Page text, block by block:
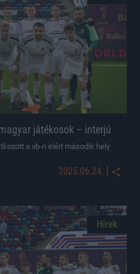
játékosok – interjú
a vb-n elért második hely
2025.06.24. |
Hírek